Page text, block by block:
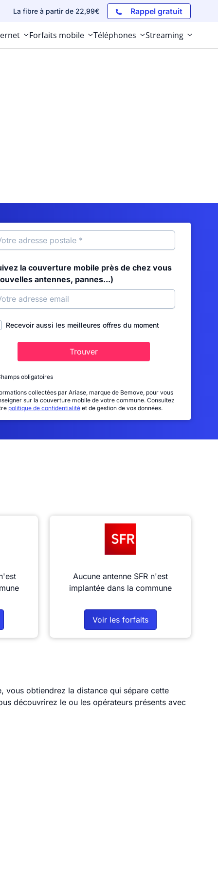
La fibre à partir de 22,99€ Rappel gratuit
Forfaits mobile Téléphones Streaming
la couverture mobile près de chez vous
antennes, pannes...)
Recevoir aussi les meilleures offres du moment
Trouver
obligatoires
collectées par Ariase, marque de Bemove, pour vous
sur la couverture mobile de votre commune. Consultez
politique de confidentialité et de gestion de vos données.
Aucune antenne SFR n'est
implantée dans la commune
Voir les forfaits
vous obtiendrez la distance qui sépare cette
découvrirez le ou les opérateurs présents avec